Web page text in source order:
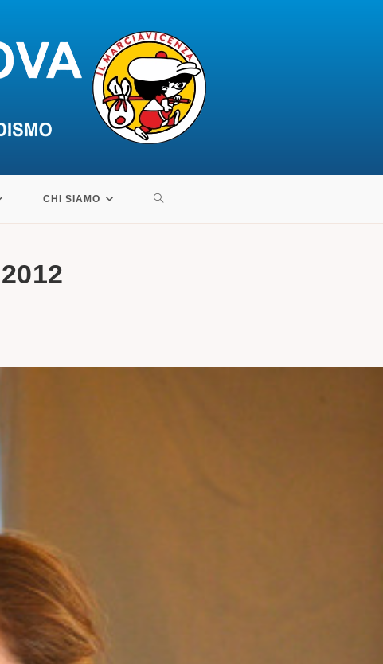
CHI SIAMO ATTIVA/DISATTIVA